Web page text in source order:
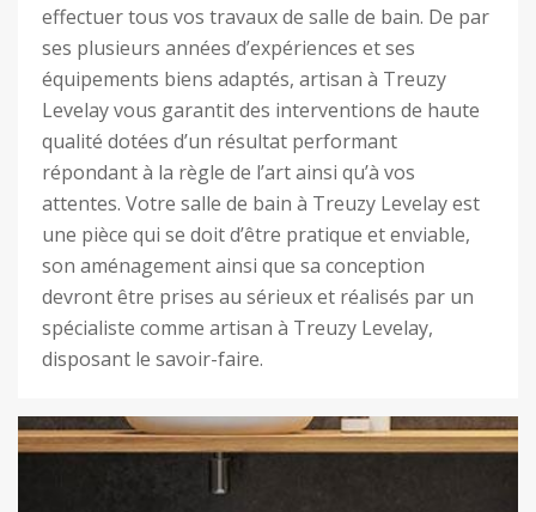
effectuer tous vos travaux de salle de bain. De par
ses plusieurs années d’expériences et ses
équipements biens adaptés, artisan à Treuzy
Levelay vous garantit des interventions de haute
qualité dotées d’un résultat performant
répondant à la règle de l’art ainsi qu’à vos
attentes. Votre salle de bain à Treuzy Levelay est
une pièce qui se doit d’être pratique et enviable,
son aménagement ainsi que sa conception
devront être prises au sérieux et réalisés par un
spécialiste comme artisan à Treuzy Levelay,
disposant le savoir-faire.